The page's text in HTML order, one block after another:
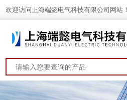
欢迎访问上海端懿电气科技有限公司网站！